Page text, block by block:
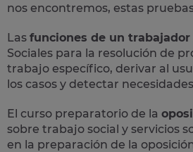
nos encontremos, estas
Las funciones de un trabajador
Sociales para la resolución de
trabajo específico, derivar al
los casos y detectar
El curso preparatorio de la
sobre trabajo social y servicios
en la preparación de la